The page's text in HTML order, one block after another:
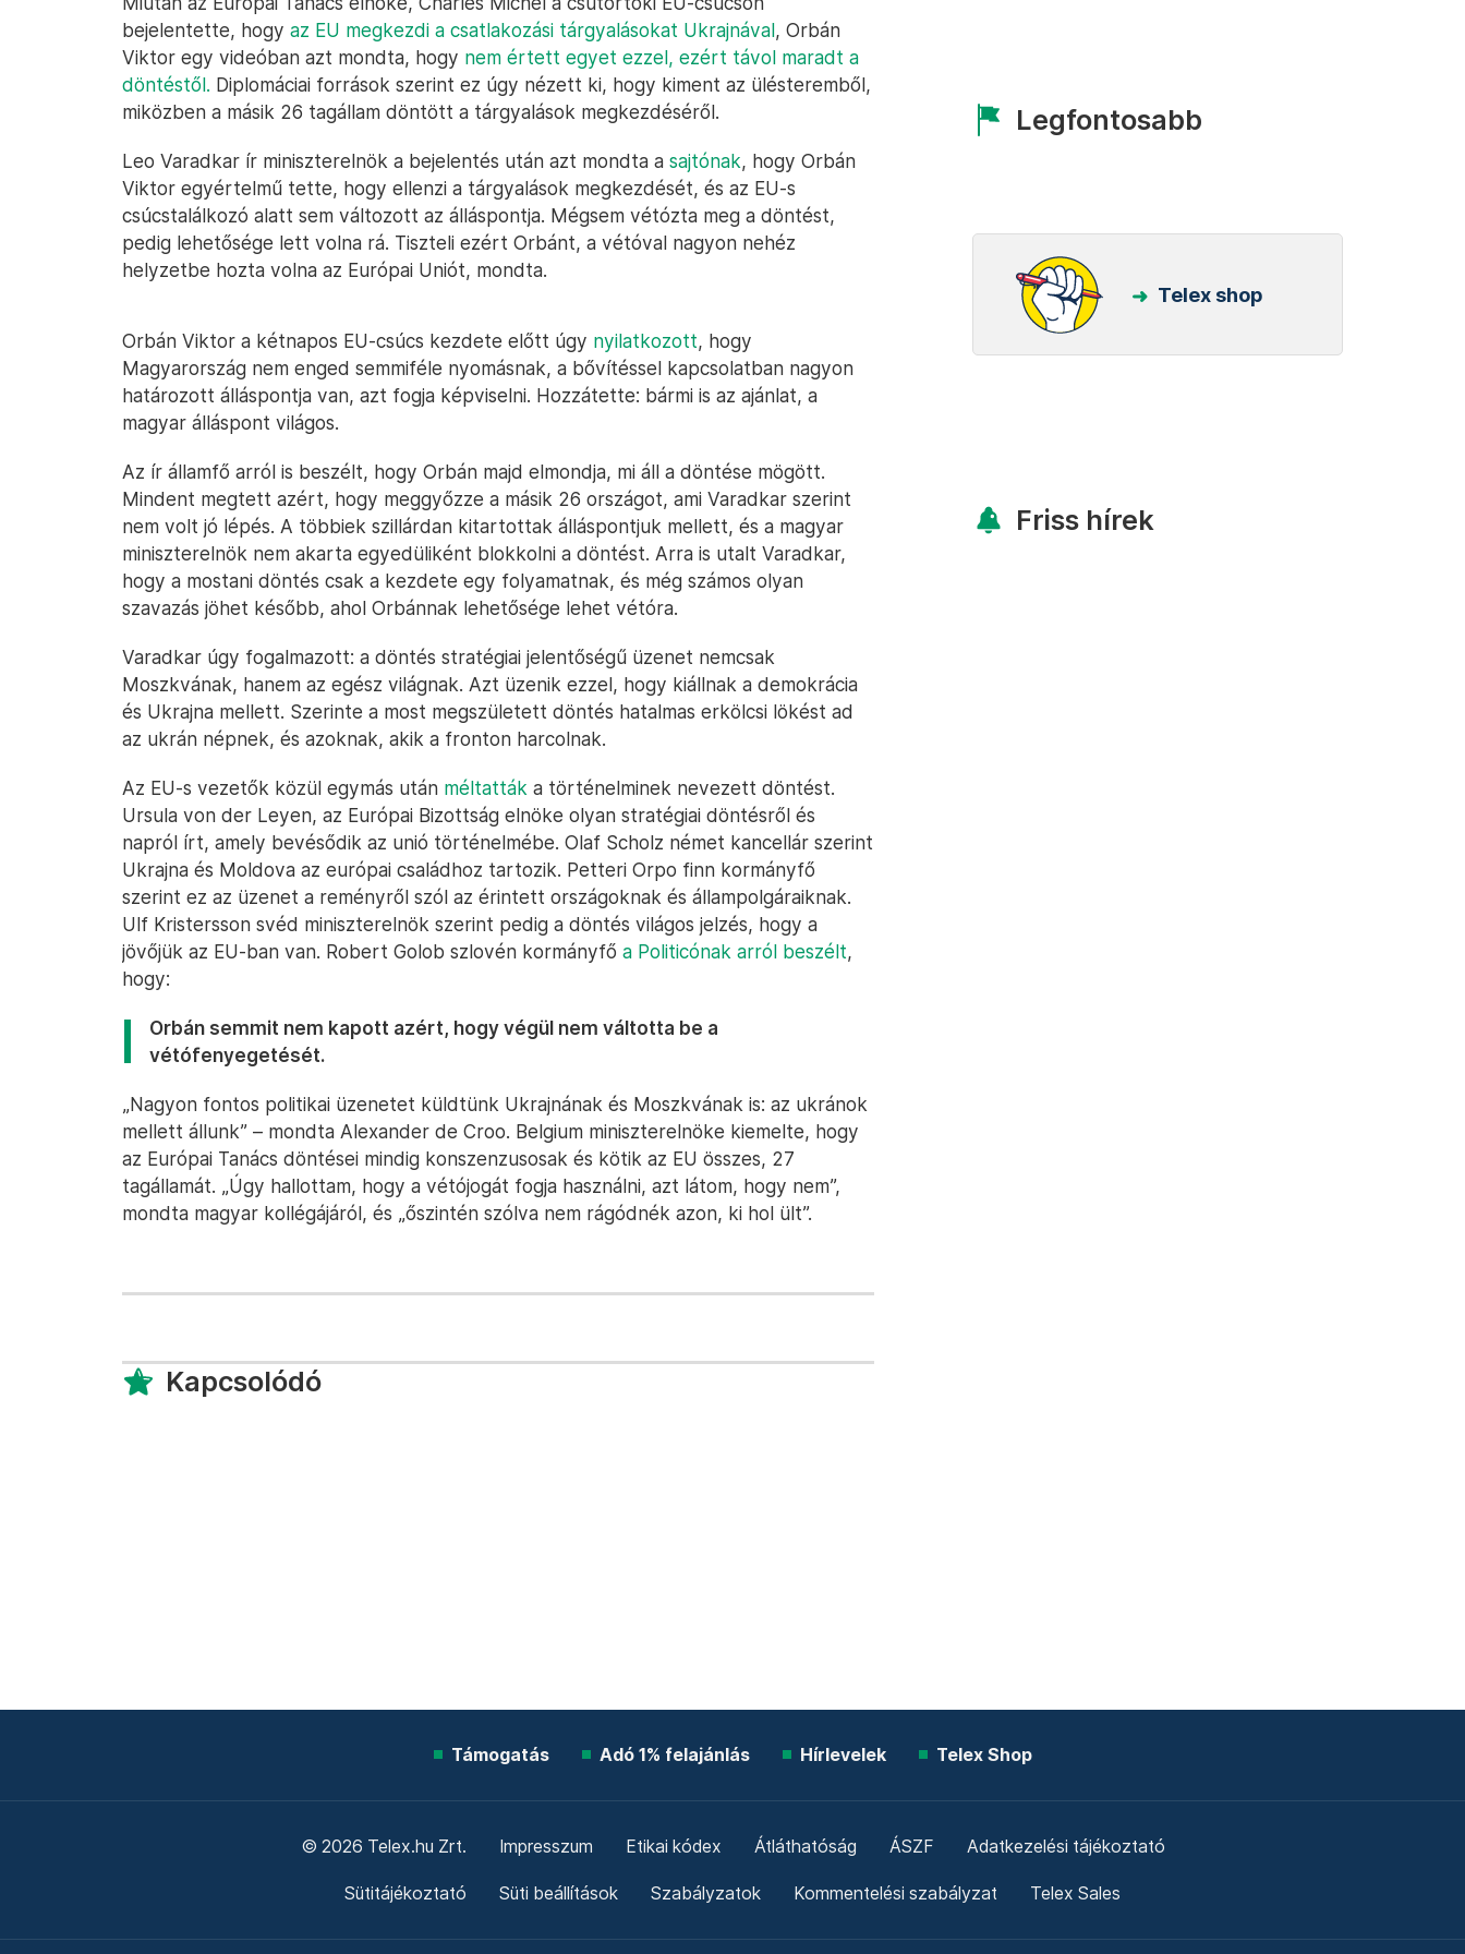
bejelentette, hogy az EU megkezdi a csatlakozási tárgyalásokat Ukrajnával, Orbán
Viktor egy videóban azt mondta, hogy nem értett egyet ezzel, ezért távol maradt a
döntéstől. Diplomáciai források szerint ez úgy nézett ki, hogy kiment az ülésteremből,
miközben a másik 26 tagállam döntött a tárgyalások megkezdéséről.
Leo Varadkar ír miniszterelnök a bejelentés után azt mondta a sajtónak, hogy Orbán
Viktor egyértelmű tette, hogy ellenzi a tárgyalások megkezdését, és az EU-s
csúcstalálkozó alatt sem változott az álláspontja. Mégsem vétózta meg a döntést,
pedig lehetősége lett volna rá. Tiszteli ezért Orbánt, a vétóval nagyon nehéz
helyzetbe hozta volna az Európai Uniót, mondta.
Orbán Viktor a kétnapos EU-csúcs kezdete előtt úgy nyilatkozott, hogy
Magyarország nem enged semmiféle nyomásnak, a bővítéssel kapcsolatban nagyon
határozott álláspontja van, azt fogja képviselni. Hozzátette: bármi is az ajánlat, a
magyar álláspont világos.
Az ír államfő arról is beszélt, hogy Orbán majd elmondja, mi áll a döntése mögött.
Mindent megtett azért, hogy meggyőzze a másik 26 országot, ami Varadkar szerint
nem volt jó lépés. A többiek szillárdan kitartottak álláspontjuk mellett, és a magyar
miniszterelnök nem akarta egyedüliként blokkolni a döntést. Arra is utalt Varadkar,
hogy a mostani döntés csak a kezdete egy folyamatnak, és még számos olyan
szavazás jöhet később, ahol Orbánnak lehetősége lehet vétóra.
Varadkar úgy fogalmazott: a döntés stratégiai jelentőségű üzenet nemcsak
Moszkvának, hanem az egész világnak. Azt üzenik ezzel, hogy kiállnak a demokrácia
és Ukrajna mellett. Szerinte a most megszületett döntés hatalmas erkölcsi lökést ad
az ukrán népnek, és azoknak, akik a fronton harcolnak.
Az EU-s vezetők közül egymás után méltatták a történelminek nevezett döntést.
Ursula von der Leyen, az Európai Bizottság elnöke olyan stratégiai döntésről és
napról írt, amely bevésődik az unió történelmébe. Olaf Scholz német kancellár szerint
Ukrajna és Moldova az európai családhoz tartozik. Petteri Orpo finn kormányfő
szerint ez az üzenet a reményről szól az érintett országoknak és állampolgáraiknak.
Ulf Kristersson svéd miniszterelnök szerint pedig a döntés világos jelzés, hogy a
jövőjük az EU-ban van. Robert Golob szlovén kormányfő a Politicónak arról beszélt,
hogy:
Orbán semmit nem kapott azért, hogy végül nem váltotta be a
vétófenyegetését.
„Nagyon fontos politikai üzenetet küldtünk Ukrajnának és Moszkvának is: az ukránok
mellett állunk” – mondta Alexander de Croo. Belgium miniszterelnöke kiemelte, hogy
az Európai Tanács döntései mindig konszenzusosak és kötik az EU összes, 27
tagállamát. „Úgy hallottam, hogy a vétójogát fogja használni, azt látom, hogy nem”,
mondta magyar kollégájáról, és „őszintén szólva nem rágódnék azon, ki hol ült”.
Kapcsolódó
Legfontosabb
Telex shop
Friss hírek
Támogatás Adó 1% felajánlás Hírlevelek Telex Shop
© 2026 Telex.hu Zrt. Impresszum Etikai kódex Átláthatóság ÁSZF Adatkezelési tájékoztató
Sütitájékoztató Süti beállítások Szabályzatok Kommentelési szabályzat Telex Sales